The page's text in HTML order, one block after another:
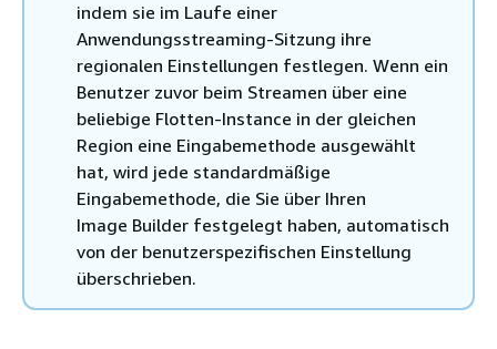
indem sie im Laufe einer
Anwendungsstreaming-Sitzung ihre
regionalen Einstellungen festlegen. Wenn ein
Benutzer zuvor beim Streamen über eine
beliebige Flotten-Instance in der gleichen
Region eine Eingabemethode ausgewählt
hat, wird jede standardmäßige
Eingabemethode, die Sie über Ihren
Image Builder festgelegt haben, automatisch
von der benutzerspezifischen Einstellung
überschrieben.